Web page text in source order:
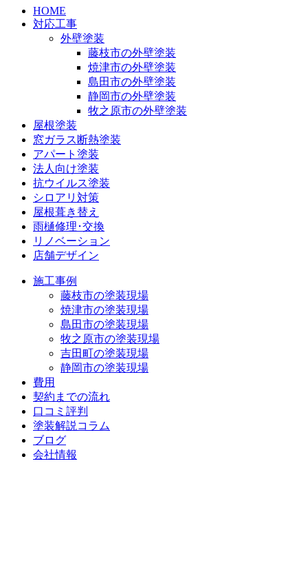
HOME
対応工事
外壁塗装
藤枝市の外壁塗装
焼津市の外壁塗装
島田市の外壁塗装
静岡市の外壁塗装
牧之原市の外壁塗装
屋根塗装
窓ガラス断熱塗装
アパート塗装
法人向け塗装
抗ウイルス塗装
シロアリ対策
屋根葺き替え
雨樋修理･交換
リノベーション
店舗デザイン
施工事例
藤枝市の塗装現場
焼津市の塗装現場
島田市の塗装現場
牧之原市の塗装現場
吉田町の塗装現場
静岡市の塗装現場
費用
契約までの流れ
口コミ評判
塗装解説コラム
ブログ
会社情報